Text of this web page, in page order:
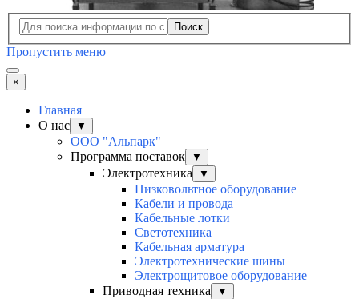
Поиск
Пропустить меню
×
Главная
О нас
▼
ООО "Альпарк"
Программа поставок
▼
Электротехника ▼
Низковольтное оборудование
Кабели и провода
Кабельные лотки
Светотехника
Кабельная арматура
Электротехнические шины
Электрощитовое оборудование
Приводная техника
▼